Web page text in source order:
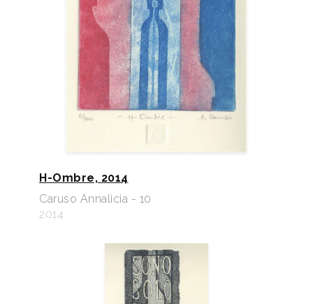
H-Ombre, 2014
Caruso Annalicia - 10
2014